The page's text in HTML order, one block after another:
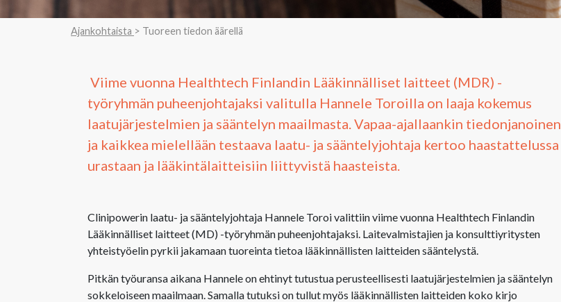
Ajankohtaista > Tuoreen tiedon äärellä
Viime vuonna Healthtech Finlandin Lääkinnälliset laitteet (MDR) -
työryhmän puheenjohtajaksi valitulla Hannele Toroilla on laaja kokemus
laatujärjestelmien ja sääntelyn maailmasta. Vapaa-ajallaankin tiedonjanoinen
ja kaikkea mielellään testaava laatu- ja sääntelyjohtaja kertoo haastattelussa
urastaan ja lääkintälaitteisiin liittyvistä haasteista.
Clinipowerin laatu- ja sääntelyjohtaja Hannele Toroi valittiin viime vuonna Healthtech Finlandin
Lääkinnälliset laitteet (MD) -työryhmän puheenjohtajaksi. Laitevalmistajien ja konsulttiyritysten
yhteistyöelin pyrkii jakamaan tuoreinta tietoa lääkinnällisten laitteiden sääntelystä.
Pitkän työuransa aikana Hannele on ehtinyt tutustua perusteellisesti laatujärjestelmien ja sääntelyn
sokkeloiseen maailmaan. Samalla tutuksi on tullut myös lääkinnällisten laitteiden koko kirjo